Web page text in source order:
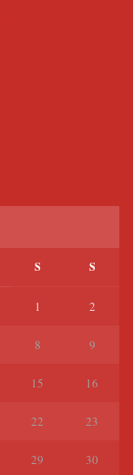
S S
1 2
8 9
15 16
22 23
29 30